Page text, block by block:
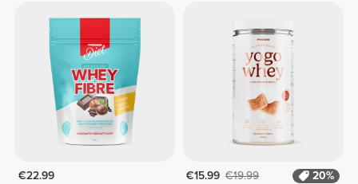
€22.99
€15.99 €19.99
20%